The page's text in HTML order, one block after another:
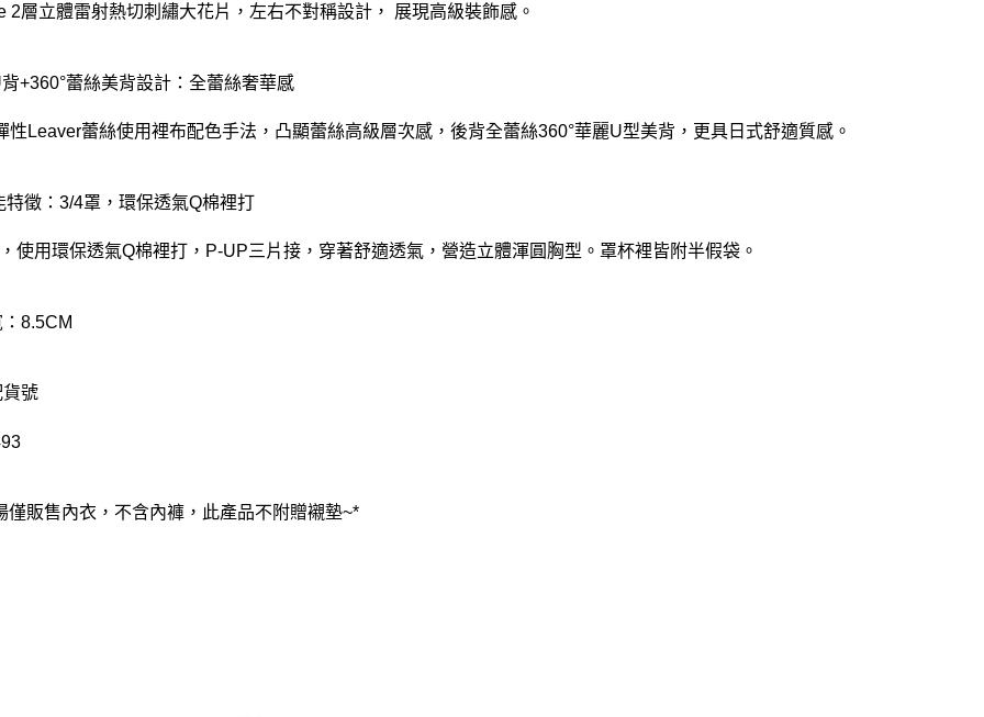
2層立體雷射熱切刺繡大花片，左右不對稱設計， 展現高級裝飾感。
+360°蕾絲美背設計：全蕾絲奢華感
性Leaver蕾絲使用裡布配色手法，凸顯蕾絲高級層次感，後背全蕾絲360°華麗U型美背，更具日式舒適質感。
特徵：3/4罩，環保透氣Q棉裡打
使用環保透氣Q棉裡打，P-UP三片接，穿著舒適透氣，營造立體渾圓胸型。罩杯裡皆附半假袋。
8.5CM
號
僅販售內衣，不含內褲，此產品不附贈襯墊~*